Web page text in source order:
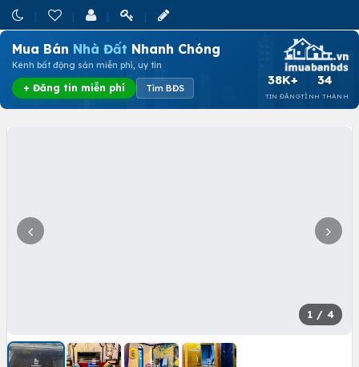
Mua Bán Nhà Đất Nhanh Chóng
Kênh bất động sản miễn phí, uy tín
+ Đăng tin miễn phí Tìm BĐS
38K+
TIN ĐĂNG
34
TỈNH THÀNH
1 / 4